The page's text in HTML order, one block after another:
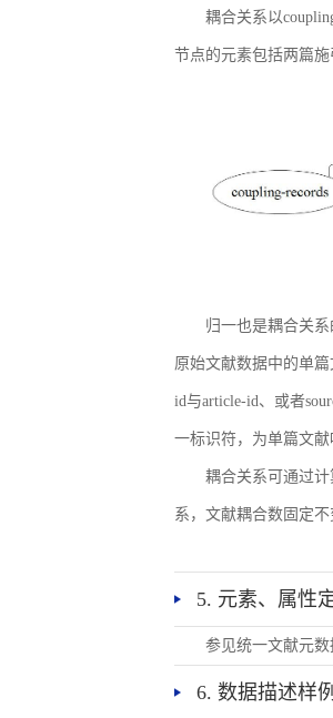
耦合关系以
节点的元素包括两篇
归一也是耦合关
原始文献数据中的单篇
id与article-id、或者
一标识符，为单篇文
耦合关系可通过
系，文献耦合数固定不
5. 元素、属性
参见统一文献元
6. 数据描述样